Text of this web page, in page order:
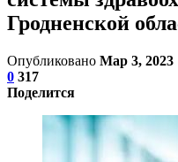
Гродненской
Опубликовано Мар 3, 2023
0 317
Поделится